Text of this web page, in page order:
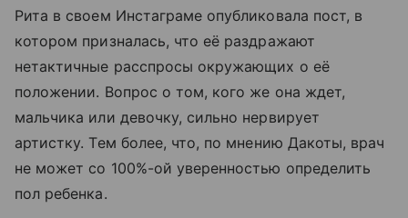
Рита в своем Инстаграме опубликовала пост, в
котором призналась, что её раздражают
нетактичные расспросы окружающих о её
положении. Вопрос о том, кого же она ждет,
мальчика или девочку, сильно нервирует
артистку. Тем более, что, по мнению Дакоты, врач
не может со 100%-ой уверенностью определить
пол ребенка.